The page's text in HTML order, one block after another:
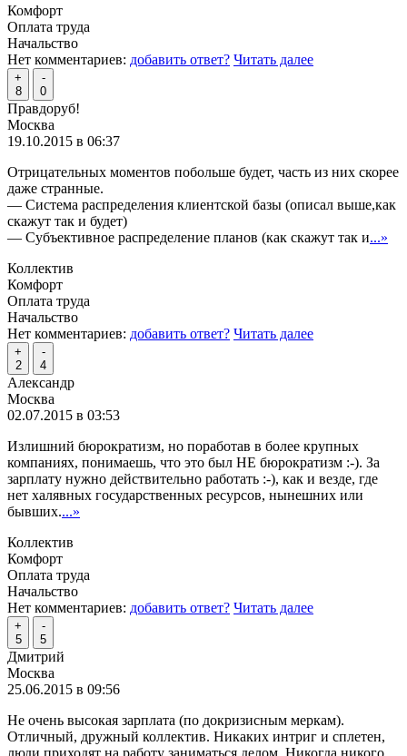
Комфорт
Оплата труда
Начальство
Нет комментариев: добавить ответ? Читать далее
+
8
-
0
Правдоруб!
Москва
19.10.2015 в 06:37
Отрицательных моментов побольше будет, часть из них скорее
даже странные.
— Система распределения клиентской базы (описал выше,как
скажут так и будет)
— Субъективное распределение планов (как скажут так и...»
Коллектив
Комфорт
Оплата труда
Начальство
Нет комментариев: добавить ответ? Читать далее
+
2
-
4
Александр
Москва
02.07.2015 в 03:53
Излишний бюрократизм, но поработав в более крупных
компаниях, понимаешь, что это был НЕ бюрократизм :-). За
зарплату нужно действительно работать :-), как и везде, где
нет халявных государственных ресурсов, нынешних или
бывших....»
Коллектив
Комфорт
Оплата труда
Начальство
Нет комментариев: добавить ответ? Читать далее
+
5
-
5
Дмитрий
Москва
25.06.2015 в 09:56
Не очень высокая зарплата (по докризисным меркам).
Отличный, дружный коллектив. Никаких интриг и сплетен,
люди приходят на работу заниматься делом. Никогда никого